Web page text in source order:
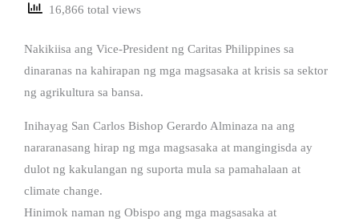
16,866 total views
Nakikiisa ang Vice-President ng Caritas Philippines sa
dinaranas na kahirapan ng mga magsasaka at krisis sa sektor
ng agrikultura sa bansa.
Inihayag San Carlos Bishop Gerardo Alminaza na ang
nararanasang hirap ng mga magsasaka at mangingisda ay
dulot ng kakulangan ng suporta mula sa pamahalaan at
climate change.
Hinimok naman ng Obispo ang mga magsasaka at